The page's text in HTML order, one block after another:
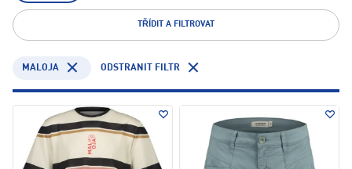
TŘÍDIT A FILTROVAT
MALOJA ODSTRANIT FILTR